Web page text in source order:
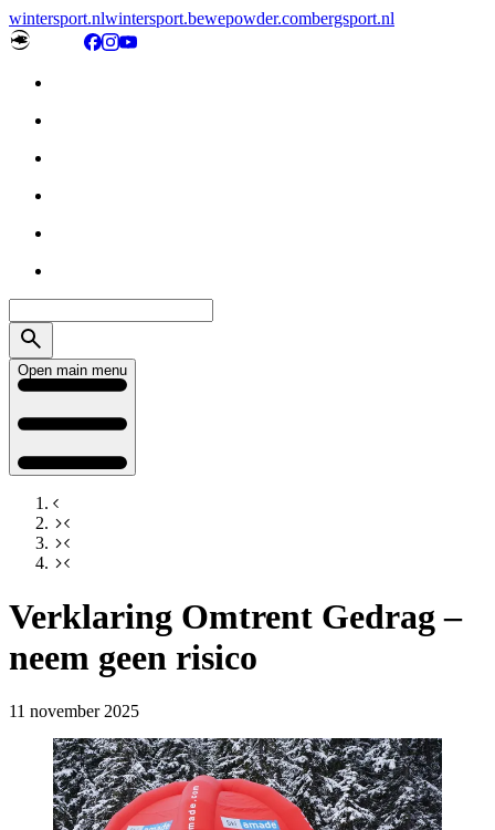
wintersport.nlwintersport.bewepowder.combergsport.nl
Open main menu
Verklaring Omtrent Gedrag –
neem geen risico
11 november 2025